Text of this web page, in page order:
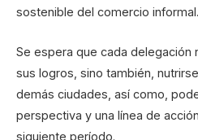
sostenible del comercio informal.
Se espera que cada delegación
sus logros, sino también,
demás ciudades, así como,
perspectiva y una línea de
siguiente período.